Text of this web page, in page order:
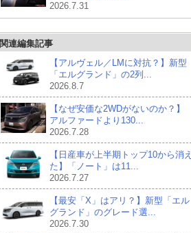
2026.7.31
関連編集記事
【アルヴェル／LMに対抗？】新型
「エルグランド」の2列...
2026.8.7
【なぜ安価な2WDがないのか？】
アルファードより130...
2026.7.28
【日産車が上半期トップ10から消え
た】「ノート」は11...
2026.7.27
【最安「X」はアリ？】新型「エル
グランド」のグレード選...
2026.7.30